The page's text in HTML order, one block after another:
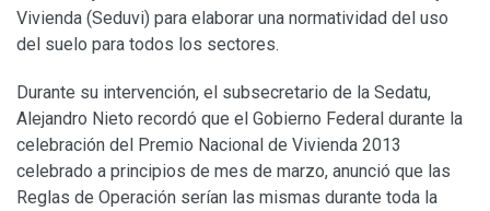
Vivienda (Seduvi) para elaborar una normatividad del uso
del suelo para todos los sectores.
Durante su intervención, el subsecretario de la Sedatu,
Alejandro Nieto recordó que el Gobierno Federal durante la
celebración del Premio Nacional de Vivienda 2013
celebrado a principios de mes de marzo, anunció que las
Reglas de Operación serían las mismas durante toda la